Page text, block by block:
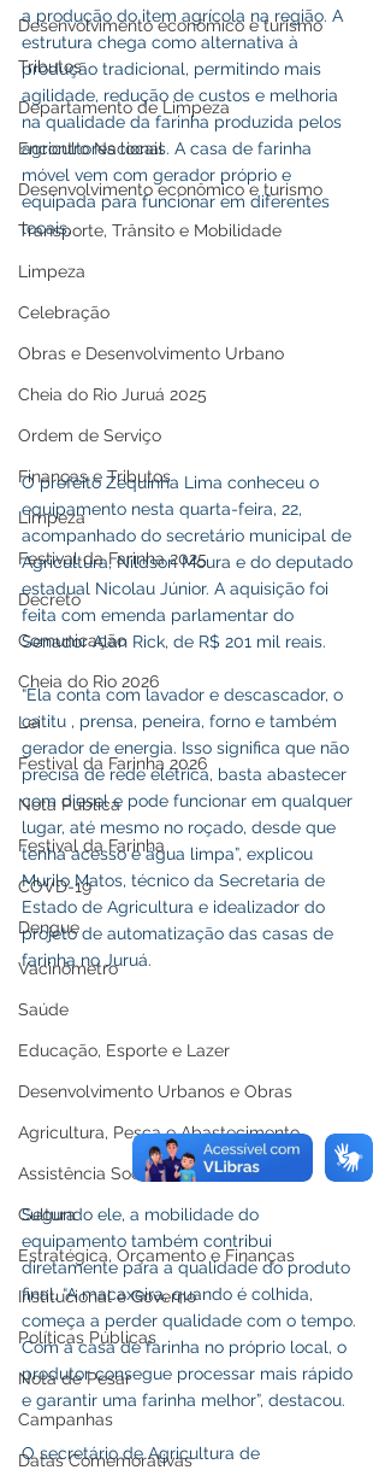
Desenvolvimento econômico e turismo
Tributos
Departamento de Limpeza
Encontro Nacional
Desenvolvimento econômico e turismo
Transporte, Trânsito e Mobilidade
Limpeza
Celebração
Obras e Desenvolvimento Urbano
Cheia do Rio Juruá 2025
Ordem de Serviço
Finanças e Tributos
Limpeza
Festival da Farinha 2025
Decreto
Comunicação
Cheia do Rio 2026
Lei
Festival da Farinha 2026
Nota Pública
Festival da Farinha
COVD-19
Dengue
Vacinômetro
Saúde
Educação, Esporte e Lazer
Desenvolvimento Urbanos e Obras
Agricultura, Pesca e Abastecimento
Assistência Social
Cultura
Estratégica, Orçamento e Finanças
Institucional e Governo
Políticas Públicas
Nota de Pesar
Campanhas
Datas Comemorativas
a produção do item agrícola na região. A
estrutura chega como alternativa à
produção tradicional, permitindo mais
agilidade, redução de custos e melhoria
na qualidade da farinha produzida pelos
agricultores locais. A casa de farinha
móvel vem com gerador próprio e
equipada para funcionar em diferentes
locais.
O prefeito Zequinha Lima conheceu o
equipamento nesta quarta-feira, 22,
acompanhado do secretário municipal de
Agricultura, Nildson Moura e do deputado
estadual Nicolau Júnior. A aquisição foi
feita com emenda parlamentar do
Senador Alan Rick, de R$ 201 mil reais.
“Ela conta com lavador e descascador, o
catitu , prensa, peneira, forno e também
gerador de energia. Isso significa que não
precisa de rede elétrica, basta abastecer
com diesel e pode funcionar em qualquer
lugar, até mesmo no roçado, desde que
tenha acesso e água limpa”, explicou
Murilo Matos, técnico da Secretaria de
Estado de Agricultura e idealizador do
projeto de automatização das casas de
farinha no Juruá.
Segundo ele, a mobilidade do
equipamento também contribui
diretamente para a qualidade do produto
final. “A macaxeira, quando é colhida,
começa a perder qualidade com o tempo.
Com a casa de farinha no próprio local, o
produtor consegue processar mais rápido
e garantir uma farinha melhor”, destacou.
O secretário de Agricultura de